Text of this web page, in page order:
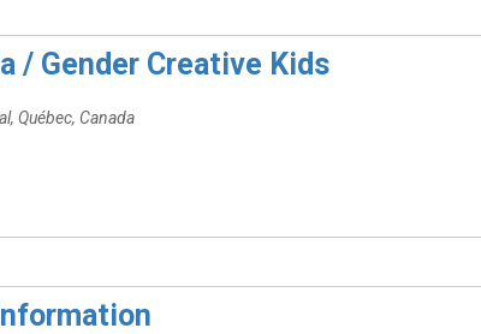
/ Gender Creative Kids
Québec, Canada